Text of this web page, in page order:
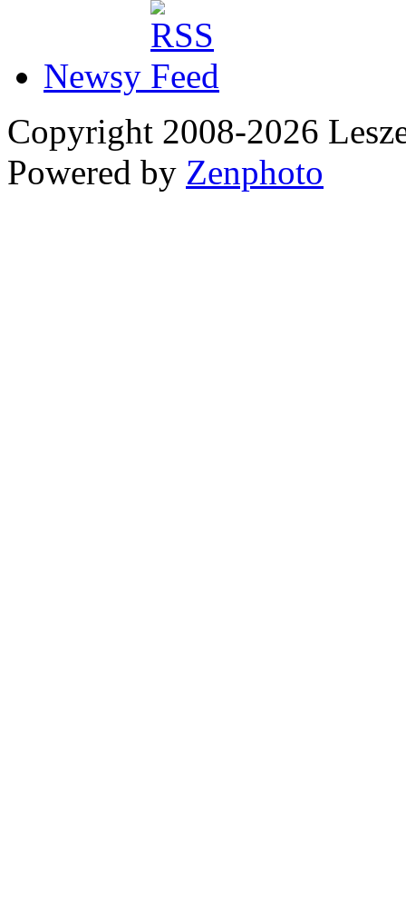
Newsy
Copyright 2008-2026
Powered by Zenphoto